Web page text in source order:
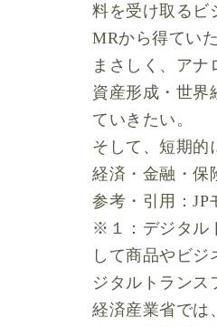
料を受け取るビ
MRから得てい
まさしく、アナ
資産形成・世界
ていきたい。
そして、短期的
経済・金融・保
参考・引用：JP
※１：デジタル
して商品やビ
ジタルトランス
経済産業省では